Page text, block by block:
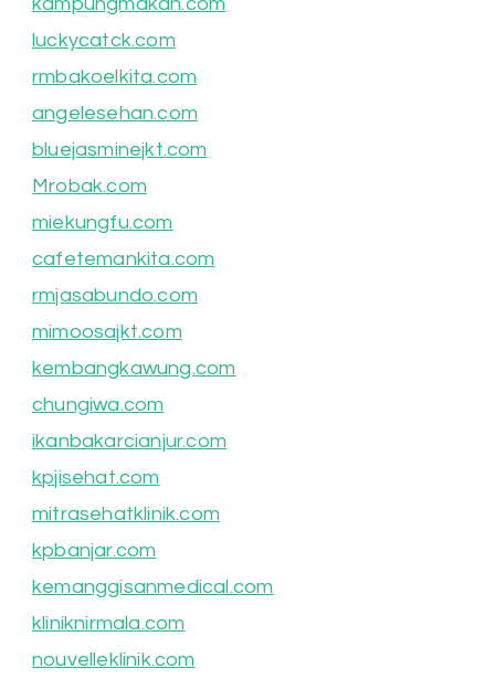
kampungmakan.com
luckycatck.com
rmbakoelkita.com
angelesehan.com
bluejasminejkt.com
Mrobak.com
miekungfu.com
cafetemankita.com
rmjasabundo.com
mimoosajkt.com
kembangkawung.com
chungiwa.com
ikanbakarcianjur.com
kpjisehat.com
mitrasehatklinik.com
kpbanjar.com
kemanggisanmedical.com
kliniknirmala.com
nouvelleklinik.com